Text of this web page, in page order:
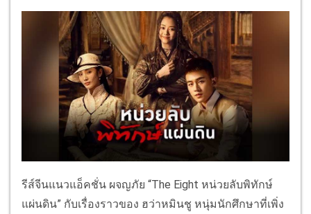
รีส์จีนแนวแอ็คชั่น ผจญภัย “The Eight หน่วยลับพิทักษ์
แผ่นดิน” กับเรื่องราวของ ฮว่าหมินชู หนุ่มนักศึกษาที่เพิ่ง